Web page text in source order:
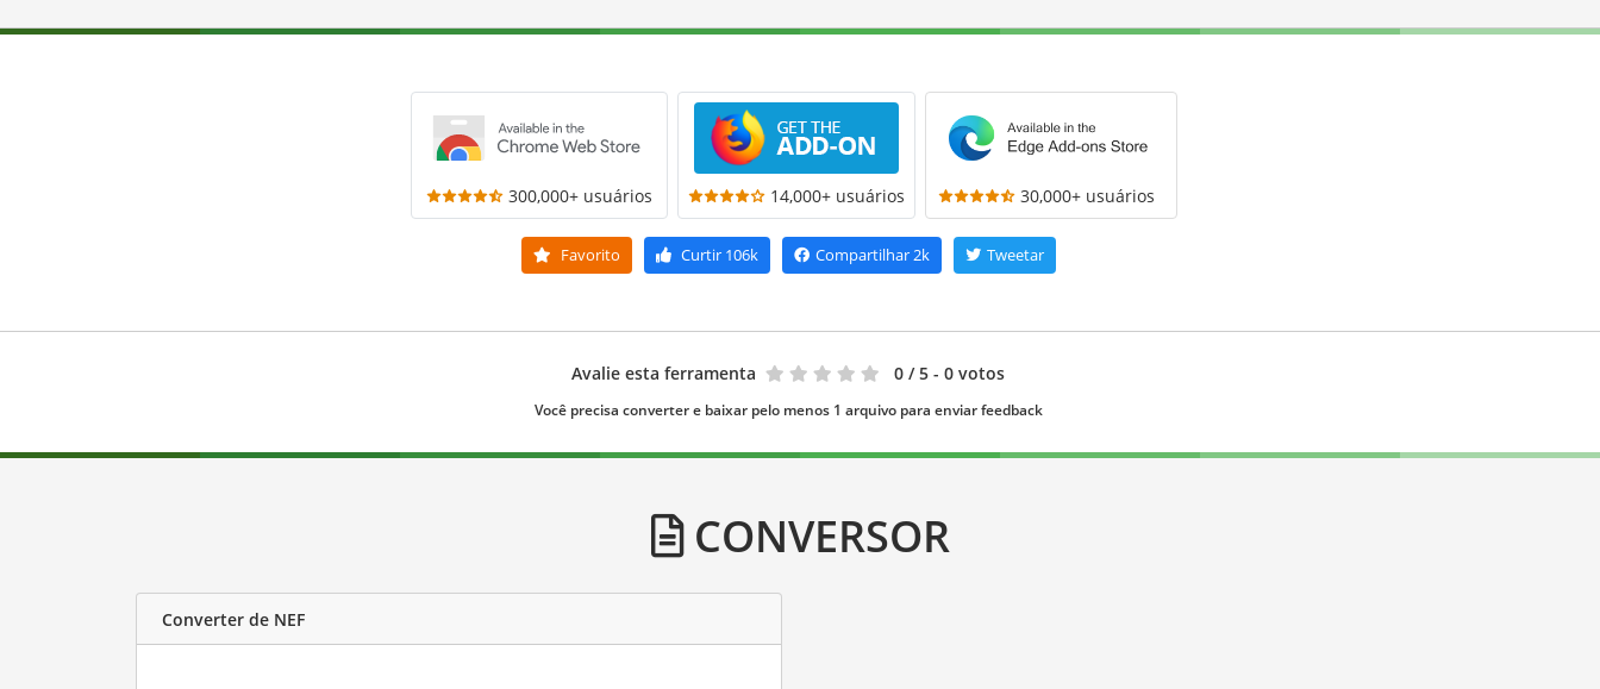
300,000+ usuários 14,000+ usuários 30,000+ usuários
Favorito Curtir106k Compartilhar2k Tweetar
Avalie esta ferramenta 0 / 5 - 0 votos
Você precisa converter e baixar pelo menos 1 arquivo para enviar feedback
CONVERSOR
Converter de NEF